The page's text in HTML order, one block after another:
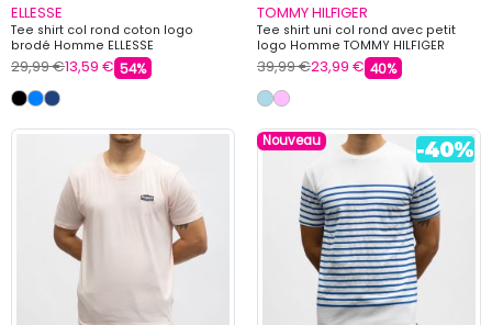
ELLESSE
Tee shirt col rond coton logo
brodé Homme ELLESSE
29,99 €13,59 € 54%
TOMMY HILFIGER
Tee shirt uni col rond avec petit
logo Homme TOMMY HILFIGER
39,99 €23,99 € 40%
Nouveau